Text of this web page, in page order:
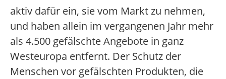
aktiv dafür ein, sie vom Markt zu nehmen,
und haben allein im vergangenen Jahr mehr
als 4.500 gefälschte Angebote in ganz
Westeuropa entfernt. Der Schutz der
Menschen vor gefälschten Produkten, die